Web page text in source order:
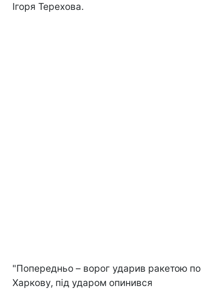
Ігоря Терехова.
"Попередньо – ворог ударив ракетою по
Харкову, під ударом опинився